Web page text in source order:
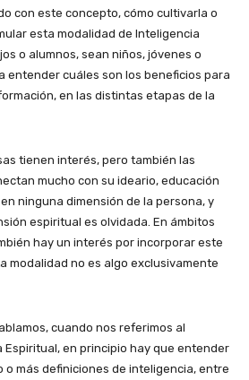
con este concepto, cómo cultivarla o
esta modalidad de Inteligencia
o alumnos, sean niños, jóvenes o
entender cuáles son los beneficios para
en las distintas etapas de la
tienen interés, pero también las
mucho con su ideario, educación
ninguna dimensión de la persona, y
espiritual es olvidada. En ámbitos
hay un interés por incorporar este
modalidad no es algo exclusivamente
cuando nos referimos al
en principio hay que entender
más definiciones de inteligencia, entre